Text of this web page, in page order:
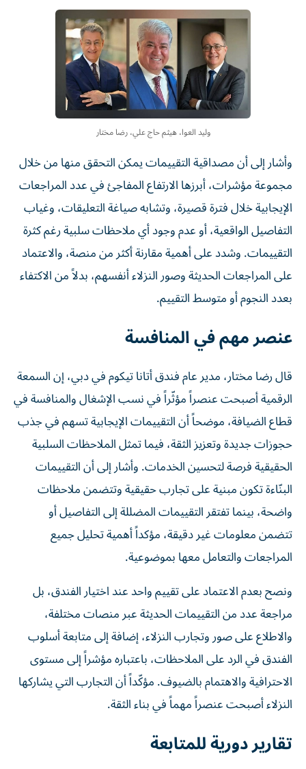
وليد العوا، هيثم حاج علي، رضا مختار
وأشار إلى أن مصداقية التقييمات يمكن التحقق منها من خلال
مجموعة مؤشرات، أبرزها الارتفاع المفاجئ في عدد المراجعات
الإيجابية خلال فترة قصيرة، وتشابه صياغة التعليقات، وغياب
التفاصيل الواقعية، أو عدم وجود أي ملاحظات سلبية رغم كثرة
التقييمات. وشدد على أهمية مقارنة أكثر من منصة، والاعتماد
على المراجعات الحديثة وصور النزلاء أنفسهم، بدلاً من الاكتفاء
بعدد النجوم أو متوسط التقييم.
عنصر مهم في المنافسة
قال رضا مختار، مدير عام فندق أتانا تيكوم في دبي، إن السمعة
الرقمية أصبحت عنصراً مؤثّراً في نسب الإشغال والمنافسة في
قطاع الضيافة، موضحاً أن التقييمات الإيجابية تسهم في جذب
حجوزات جديدة وتعزيز الثقة، فيما تمثل الملاحظات السلبية
الحقيقية فرصة لتحسين الخدمات. وأشار إلى أن التقييمات
البنّاءة تكون مبنية على تجارب حقيقية وتتضمن ملاحظات
واضحة، بينما تفتقر التقييمات المضللة إلى التفاصيل أو
تتضمن معلومات غير دقيقة، مؤكداً أهمية تحليل جميع
المراجعات والتعامل معها بموضوعية.
ونصح بعدم الاعتماد على تقييم واحد عند اختيار الفندق، بل
مراجعة عدد من التقييمات الحديثة عبر منصات مختلفة،
والاطلاع على صور وتجارب النزلاء، إضافة إلى متابعة أسلوب
الفندق في الرد على الملاحظات، باعتباره مؤشراً إلى مستوى
الاحترافية والاهتمام بالضيوف. مؤكّداً أن التجارب التي يشاركها
النزلاء أصبحت عنصراً مهماً في بناء الثقة.
تقارير دورية للمتابعة